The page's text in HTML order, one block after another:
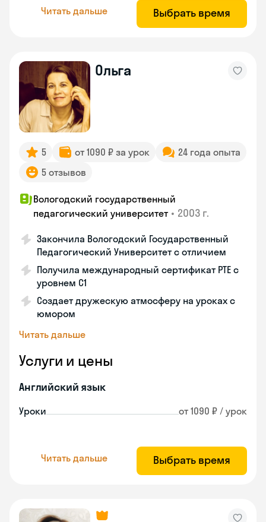
Читать дальше Выбрать время
Ольга
5 от 1090 ₽ за урок
24 года опыта
5 отзывов
Вологодский государственный
педагогический университет • 2003 г.
Закончила Вологодский Государственный
Педагогический Университет с отличием
Получила международный сертификат PTE с
уровнем C1
Создает дружескую атмосферу на уроках с
юмором
Читать дальше
Услуги и цены
Английский язык
Уроки от 1090 ₽ / урок
Читать дальше Выбрать время